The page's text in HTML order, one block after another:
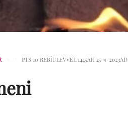
PTS 10 REBIÜLEVVEL 1445AH 25-9-2023AD